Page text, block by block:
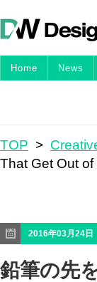
Home News
TOP >
That Get Out of
2016年03月24日
鉛筆の先